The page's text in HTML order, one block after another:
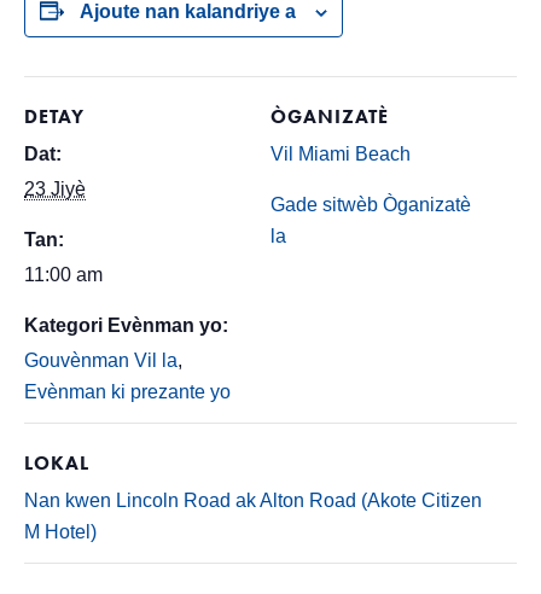
Ajoute nan kalandriye a
DETAY
Dat:
23 Jiyè
Tan:
11:00 am
Kategori Evènman yo:
Gouvènman Vil la,
Evènman ki prezante yo
ÒGANIZATÈ
Vil Miami Beach
Gade sitwèb Òganizatè
la
LOKAL
Nan kwen Lincoln Road ak Alton Road (Akote Citizen
M Hotel)